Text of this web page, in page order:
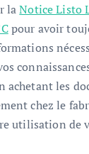
laNotice Listo
pour avoir
achetant les
chez le
utilisation de